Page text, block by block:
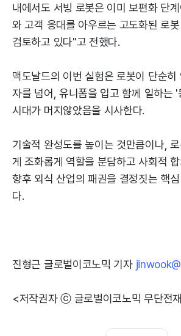
내에서도 서빙 로봇은 이미 보편화 단
와 고객 응대를 아우르는 고도화된 로
검토하고 있다"고 전했다.
맥도날드의 이번 실험은 로봇이 단순히
자를 넘어, 유니폼을 입고 함께 일하는
시대가 머지않았음을 시사한다.
기술적 완성도를 높이는 것만큼이나,
게 조화롭게 역할을 분담하고 사회적
향후 외식 산업의 패권을 결정짓는 핵
다.
진형근 글로벌이코노믹 기자
<저작권자 ⓒ 글로벌이코노믹 무단전